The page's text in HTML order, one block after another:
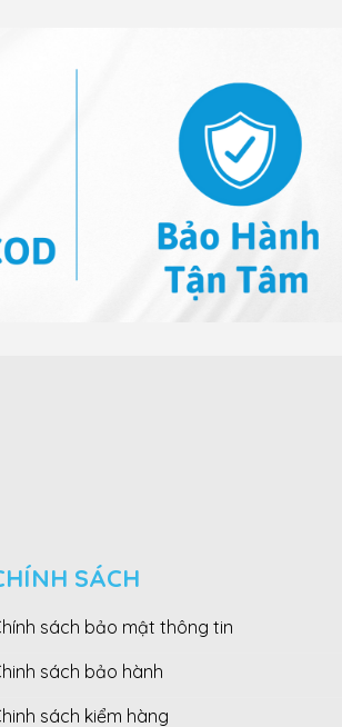
SÁCH
sách bảo mật thông tin
sách bảo hành
sách kiểm hàng